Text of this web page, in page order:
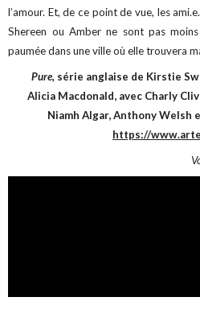
l’amour. Et, de ce point de vue, les
Shereen ou Amber ne sont pas
paumée dans une ville où elle trouvera
Pure, série anglaise de Kirstie
Alicia Macdonald, avec Charly
Niamh Algar, Anthony Welsh
https://